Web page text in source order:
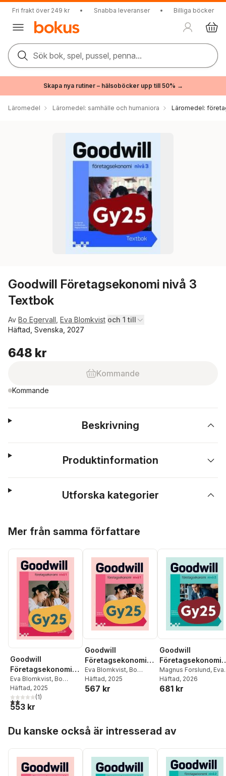
Fri frakt över 249 kr • Snabba leveranser • Billiga böcker
Sök bok, spel, pussel, penna...
Skapa nya rutiner – hälsoböcker upp till 50% →
Läromedel Läromedel: samhälle och humaniora Läromedel:
Goodwill Företagsekonomi nivå 3
Textbok
Av Bo Egervall Eva Blomkvist och 1 till
Häftad, Svenska, 2027
648 kr
Kommande
Kommande
Beskrivning
Produktinformation
Utforska kategorier
Mer från samma författare
Goodwill
Företagsekonomi
nivå 1 Övningsbok
Eva Blomkvist, Bo
Egervall
Häftad, 2025
2,0utav 5 stjärnor. Totalt antal röster:
(1)
553 kr
Goodwill
Företagsekonomi
nivå 1 Textbok
Eva Blomkvist, Bo
Egervall
Häftad, 2025
567 kr
Goodwill
Företagsekonomi
nivå 2 Textbok
Magnus Forslund, Eva
Blomkvist,Bo Egervall
Häftad, 2026
681 kr
Du kanske också är intresserad av